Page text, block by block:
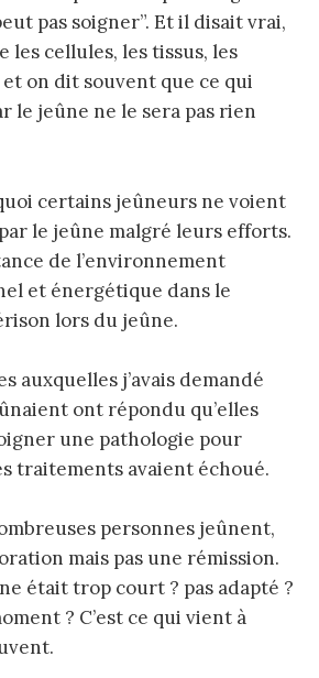
pas soigner”. Et il disait vrai,
les cellules, les tissus, les
et on dit souvent que ce qui
le jeûne ne le sera pas rien
certains jeûneurs ne voient
le jeûne malgré leurs efforts.
de l’environnement
et énergétique dans le
lors du jeûne.
auxquelles j’avais demandé
ont répondu qu’elles
une pathologie pour
traitements avaient échoué.
personnes jeûnent,
mais pas une rémission.
était trop court ? pas adapté ?
? C’est ce qui vient à